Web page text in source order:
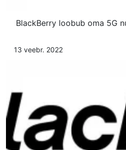
BlackBerry loobub oma 5G
13 veebr. 2022